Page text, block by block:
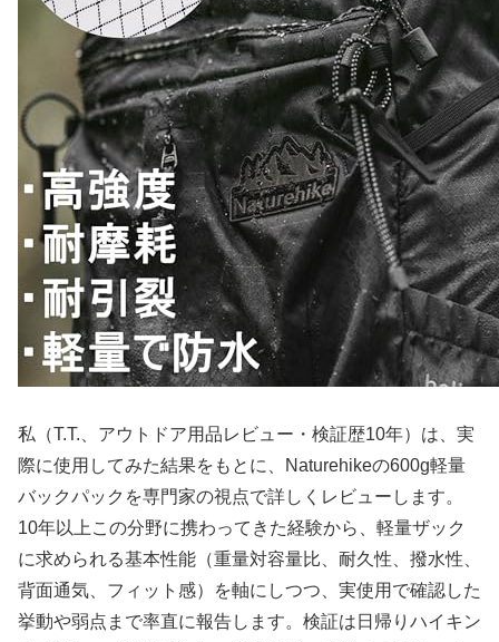
私（T.T.、アウトドア用品レビュー・検証歴10年）は、実
際に使用してみた結果をもとに、Naturehikeの600g軽量
バックパックを専門家の視点で詳しくレビューします。
10年以上この分野に携わってきた経験から、軽量ザック
に求められる基本性能（重量対容量比、耐久性、撥水性、
背面通気、フィット感）を軸にしつつ、実使用で確認した
挙動や弱点まで率直に報告します。検証は日帰りハイキン